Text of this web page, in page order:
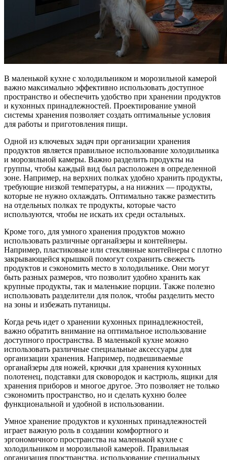
В маленькой кухне с холодильником и морозильной камерой
важно максимально эффективно использовать доступное
пространство и обеспечить удобство при хранении продуктов
и кухонных принадлежностей. Проектирование умной
системы хранения позволяет создать оптимальные условия
для работы и приготовления пищи.
Одной из ключевых задач при организации хранения
продуктов является правильное использование холодильника
и морозильной камеры. Важно разделить продукты на
группы, чтобы каждый вид был расположен в определенной
зоне. Например, на верхних полках удобно хранить продукты,
требующие низкой температуры, а на нижних — продукты,
которые не нужно охлаждать. Оптимально также разместить
на отдельных полках те продукты, которые часто
используются, чтобы не искать их среди остальных.
Кроме того, для умного хранения продуктов можно
использовать различные органайзеры и контейнеры.
Например, пластиковые или стеклянные контейнеры с плотно
закрывающейся крышкой помогут сохранить свежесть
продуктов и сэкономить место в холодильнике. Они могут
быть разных размеров, что позволит удобно хранить как
крупные продукты, так и маленькие порции. Также полезно
использовать разделители для полок, чтобы разделить место
на зоны и избежать путаницы.
Когда речь идет о хранении кухонных принадлежностей,
важно обратить внимание на оптимальное использование
доступного пространства. В маленькой кухне можно
использовать различные специальные аксессуары для
организации хранения. Например, подвешиваемые
органайзеры для ножей, крючки для хранения кухонных
полотенец, подставки для сковородок и кастрюль, ящики для
хранения приборов и многое другое. Это позволяет не только
сэкономить пространство, но и сделать кухню более
функциональной и удобной в использовании.
Умное хранение продуктов и кухонных принадлежностей
играет важную роль в создании комфортного и
эргономичного пространства на маленькой кухне с
холодильником и морозильной камерой. Правильная
организация пространства, использование специальных